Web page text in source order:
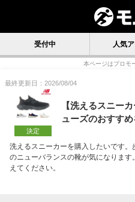
受付中 人気
本ページはプロモ
最終更新日：2026/08/04
決定
【洗えるスニー
ューズのおすすめ
洗えるスニーカーを購入したいです
のニューバランスの靴が気になりま
えてください。